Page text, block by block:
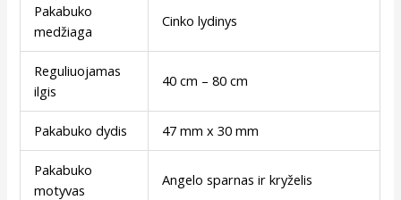
Pakabuko
medžiaga
Cinko lydinys
Reguliuojamas
ilgis
40 cm – 80 cm
Pakabuko dydis 47 mm x 30 mm
Pakabuko
motyvas
Angelo sparnas ir kryželis